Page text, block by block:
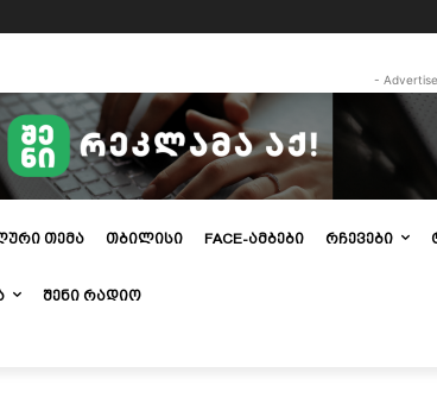
-
ᲗᲔᲛᲐ ᲗᲑᲘᲚᲘᲡᲘ FACE-ᲐᲛᲑᲔᲑᲘ ᲠᲩᲔᲕᲔᲑᲘ
ᲨᲔᲜᲘ ᲠᲐᲓᲘᲝ